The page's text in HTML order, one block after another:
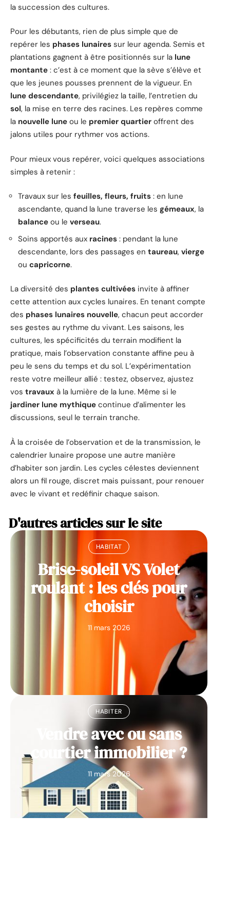
la succession des cultures.
Pour les débutants, rien de plus simple que de
repérer les phases lunaires sur leur agenda. Semis et
plantations gagnent à être positionnés sur la lune
montante : c’est à ce moment que la sève s’élève et
que les jeunes pousses prennent de la vigueur. En
lune descendante, privilégiez la taille, l’entretien du
sol, la mise en terre des racines. Les repères comme
la nouvelle lune ou le premier quartier offrent des
jalons utiles pour rythmer vos actions.
Pour mieux vous repérer, voici quelques associations
simples à retenir :
Travaux sur les feuilles, fleurs, fruits : en lune
ascendante, quand la lune traverse les gémeaux, la
balance ou le verseau.
Soins apportés aux racines : pendant la lune
descendante, lors des passages en taureau, vierge
ou capricorne.
La diversité des plantes cultivées invite à affiner
cette attention aux cycles lunaires. En tenant compte
des phases lunaires nouvelle, chacun peut accorder
ses gestes au rythme du vivant. Les saisons, les
cultures, les spécificités du terrain modifient la
pratique, mais l’observation constante affine peu à
peu le sens du temps et du sol. L’expérimentation
reste votre meilleur allié : testez, observez, ajustez
vos travaux à la lumière de la lune. Même si le
jardiner lune mythique continue d’alimenter les
discussions, seul le terrain tranche.
À la croisée de l’observation et de la transmission, le
calendrier lunaire propose une autre manière
d’habiter son jardin. Les cycles célestes deviennent
alors un fil rouge, discret mais puissant, pour renouer
avec le vivant et redéfinir chaque saison.
D'autres articles sur le site
HABITAT
Brise-soleil VS Volet
roulant : les clés pour
choisir
11 mars 2026
HABITER
Vendre avec ou sans
courtier immobilier ?
11 mars 2026